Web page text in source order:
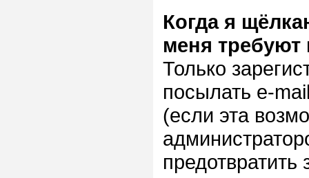
Когда я
меня требуют
Только
посылать e-
(если эта